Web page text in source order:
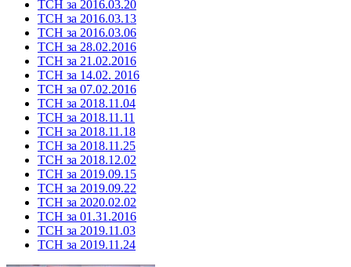
ТСН за 2016.03.20
ТСН за 2016.03.13
ТСН за 2016.03.06
ТСН за 28.02.2016
ТСН за 21.02.2016
ТСН за 14.02. 2016
ТСН за 07.02.2016
ТСН за 2018.11.04
ТСН за 2018.11.11
ТСН за 2018.11.18
ТСН за 2018.11.25
ТСН за 2018.12.02
ТСН за 2019.09.15
ТСН за 2019.09.22
ТСН за 2020.02.02
ТСН за 01.31.2016
ТСН за 2019.11.03
ТСН за 2019.11.24